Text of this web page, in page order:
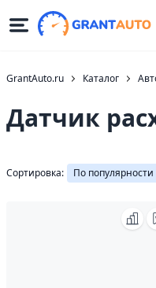
GrantAuto.ru Каталог
Датчик
Сортировка: По популярности